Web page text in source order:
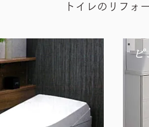
トイレのリフォ
ピ